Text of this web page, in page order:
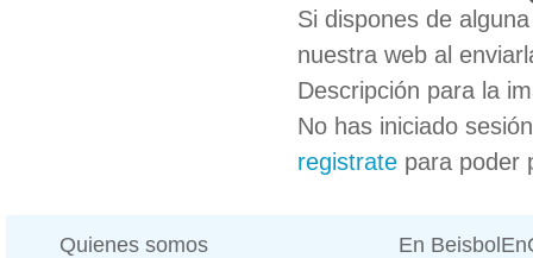
Si dispones de
nuestra web al
Descripción para la
No has iniciado
registrate para poder
Quienes somos En